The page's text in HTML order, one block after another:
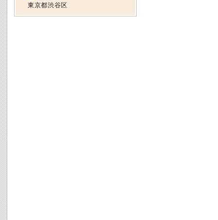
東京都渋谷区